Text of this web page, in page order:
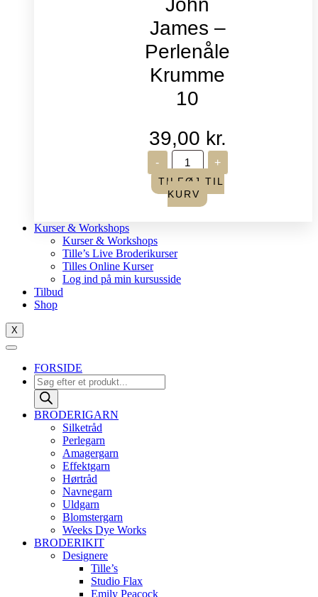
John
James –
Perlenåle
Krumme
10
39,00 kr.
-
John
James
-
Perlenåle
Krumme
+
TILFØJ TIL
KURV
Kurser & Workshops
Kurser & Workshops
Tille’s Live Broderikurser
Tilles Online Kurser
Log ind på min kursusside
Tilbud
Shop
X
FORSIDE
Products
search
BRODERIGARN
Silketråd
Perlegarn
Amagergarn
Effektgarn
Hørtråd
Navnegarn
Uldgarn
Blomstergarn
Weeks Dye Works
BRODERIKIT
Designere
Tille’s
Studio Flax
Emily Peacock